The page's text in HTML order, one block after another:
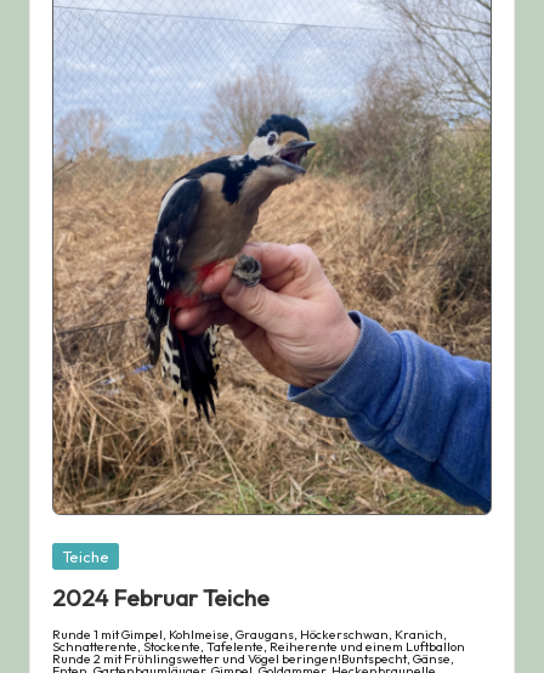
Posted
in Teiche
2024 Februar Teiche
Runde 1 mit Gimpel, Kohlmeise, Graugans, Höckerschwan, Kranich,
Schnatterente, Stockente, Tafelente, Reiherente und einem Luftballon
Runde 2 mit Frühlingswetter und Vögel beringen!Buntspecht, Gänse,